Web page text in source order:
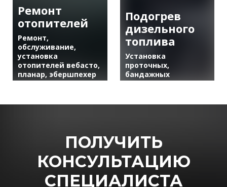
электрики.
Ремонт
отопителей
Ремонт,
обслуживание,
установка
отопителей вебасто,
планар, эбершпехер
Подогрев
дизельного
топлива
Установка
проточных,
бандажных
ПОЛУЧИТЬ
КОНСУЛЬТАЦИЮ
СПЕЦИАЛИСТА